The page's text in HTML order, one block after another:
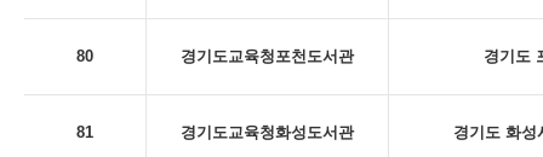
80 경기도교육청포천도서관 경기도
81 경기도교육청화성도서관 경기도 화성